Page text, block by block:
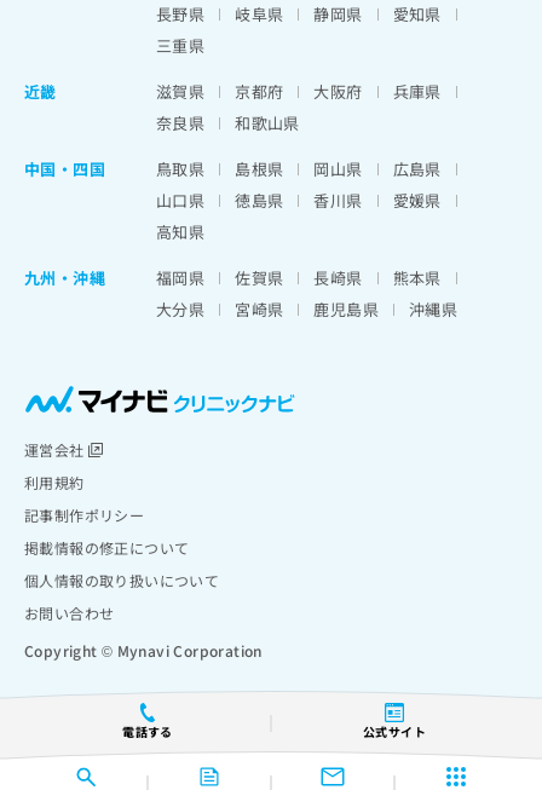
電話する 公式サイト
長野県
岐阜県 静岡県
愛知県
三重県
近畿
滋賀県 京都府 大阪府
兵庫県
奈良県
和歌山県
中国・四国
鳥取県 島根県 岡山県
広島県
山口県
徳島県 香川県
愛媛県
高知県
九州・沖縄
福岡県 佐賀県 長崎県
熊本県
大分県
宮崎県 鹿児島県 沖縄県
運営会社
利用規約
記事制作ポリシー
掲載情報の修正について
個人情報の取り扱いについて
お問い合わせ
Copyright © Mynavi Corporation